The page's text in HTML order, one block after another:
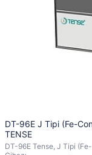
DT-96E J Tipi (Fe-
TENSE
DT-96E Tense, J Tipi